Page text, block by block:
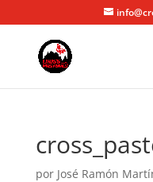
por José Ramón